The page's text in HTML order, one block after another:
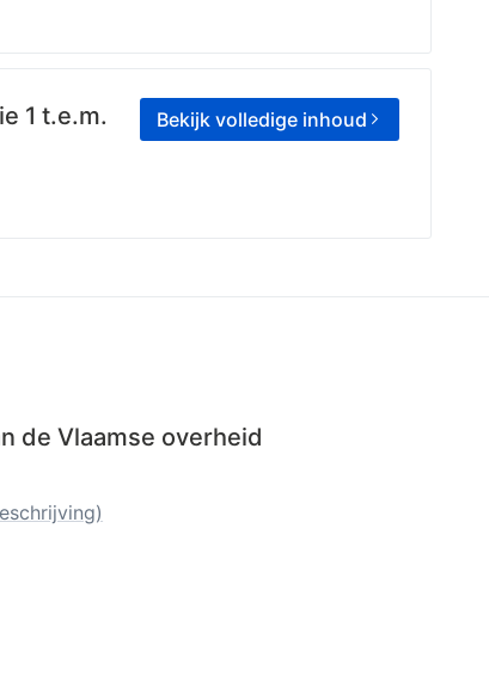
1 t.e.m.
Bekijk volledige inhoud
de Vlaamse overheid